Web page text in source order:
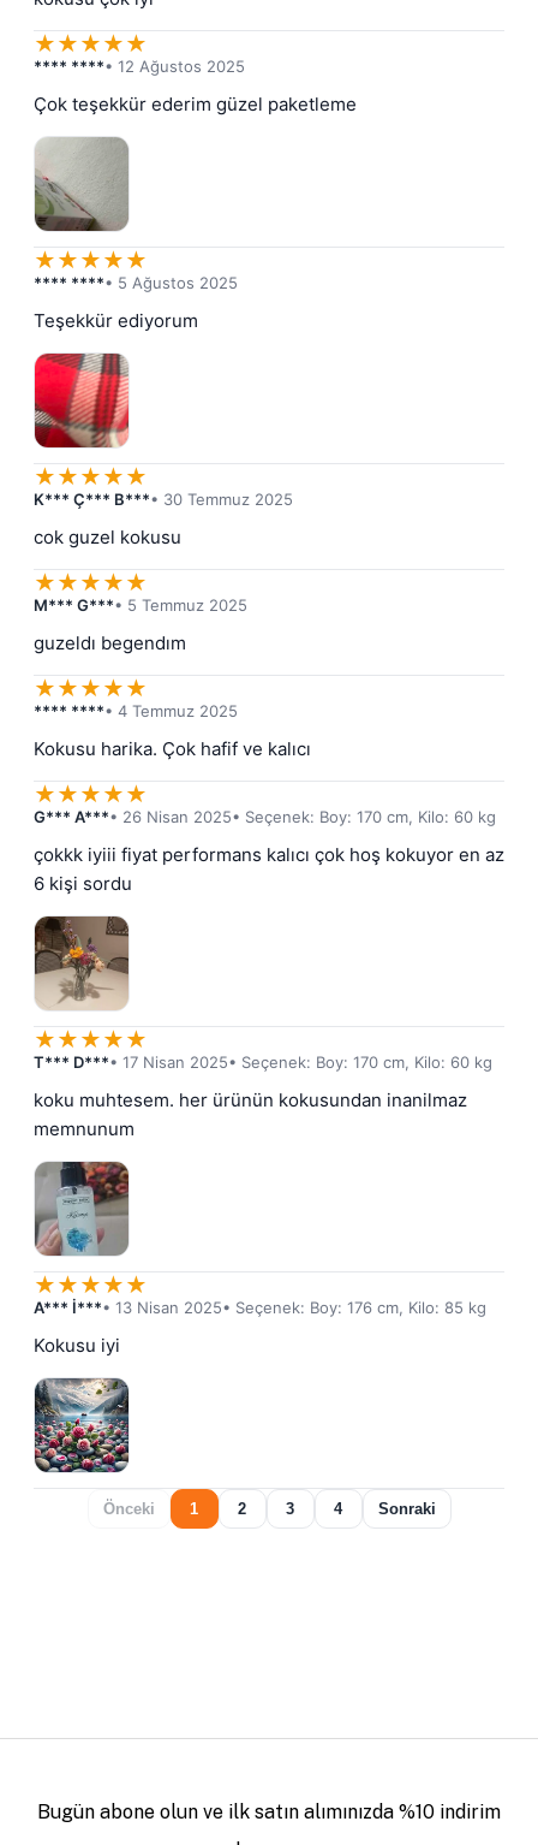
★★★★★
**** ****• 12 Ağustos 2025
Çok teşekkür ederim güzel paketleme
★★★★★
**** ****• 5 Ağustos 2025
Teşekkür ediyorum
★★★★★
K*** Ç*** B***• 30 Temmuz 2025
cok guzel kokusu
★★★★★
M*** G***• 5 Temmuz 2025
guzeldı begendım
★★★★★
**** ****• 4 Temmuz 2025
Kokusu harika. Çok hafif ve kalıcı
★★★★★
G*** A***• 26 Nisan 2025• Seçenek: Boy: 170 cm, Kilo: 60 kg
çokkk iyiii fiyat performans kalıcı çok hoş kokuyor en az
6 kişi sordu
★★★★★
T*** D***• 17 Nisan 2025• Seçenek: Boy: 170 cm, Kilo: 60 kg
koku muhtesem. her ürünün kokusundan inanilmaz
memnunum
★★★★★
A*** İ***• 13 Nisan 2025• Seçenek: Boy: 176 cm, Kilo: 85 kg
Kokusu iyi
Önceki 1 2 3 4 Sonraki
Bugün abone olun ve ilk satın alımınızda %10 indirim